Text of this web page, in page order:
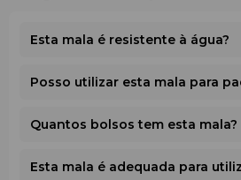
resistente e elevada durability, o
treinos regulares como para
e value no seu segmento. Está
Esta mala é resistente à água?
Posso utilizar esta mala para
Quantos bolsos tem esta mala?
Esta mala é adequada para